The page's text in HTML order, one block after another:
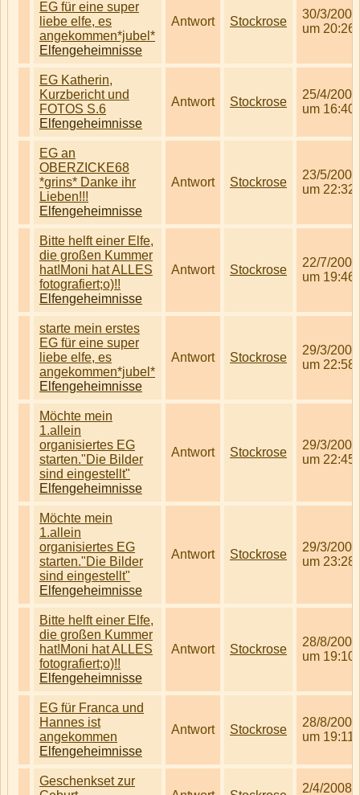
EG für eine super
liebe elfe, es
angekommen*jubel*
Elfengeheimnisse
Antwort Stockrose
30/3/2008
um 20:26
EG Katherin,
Kurzbericht und
FOTOS S.6
Elfengeheimnisse
Antwort Stockrose
25/4/2008
um 16:40
EG an
OBERZICKE68
*grins* Danke ihr
Lieben!!!
Elfengeheimnisse
Antwort Stockrose
23/5/2008
um 22:32
Bitte helft einer Elfe,
die großen Kummer
hat!Moni hat ALLES
fotografiert;o)!!
Elfengeheimnisse
Antwort Stockrose
22/7/2008
um 19:46
starte mein erstes
EG für eine super
liebe elfe, es
angekommen*jubel*
Elfengeheimnisse
Antwort Stockrose
29/3/2008
um 22:58
Möchte mein
1.allein
organisiertes EG
starten."Die Bilder
sind eingestellt"
Elfengeheimnisse
Antwort Stockrose
29/3/2008
um 22:45
Möchte mein
1.allein
organisiertes EG
starten."Die Bilder
sind eingestellt"
Elfengeheimnisse
Antwort Stockrose
29/3/2008
um 23:28
Bitte helft einer Elfe,
die großen Kummer
hat!Moni hat ALLES
fotografiert;o)!!
Elfengeheimnisse
Antwort Stockrose
28/8/2008
um 19:10
EG für Franca und
Hannes ist
angekommen
Elfengeheimnisse
Antwort Stockrose
28/8/2008
um 19:11
Geschenkset zur
2/4/2008